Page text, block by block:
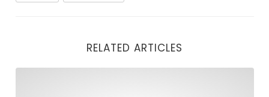
RELATED ARTICLES